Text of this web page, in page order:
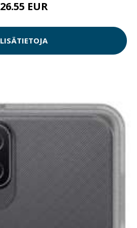
26.55 EUR
LISÄTIETOJA